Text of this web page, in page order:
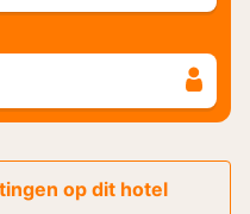
op dit hotel